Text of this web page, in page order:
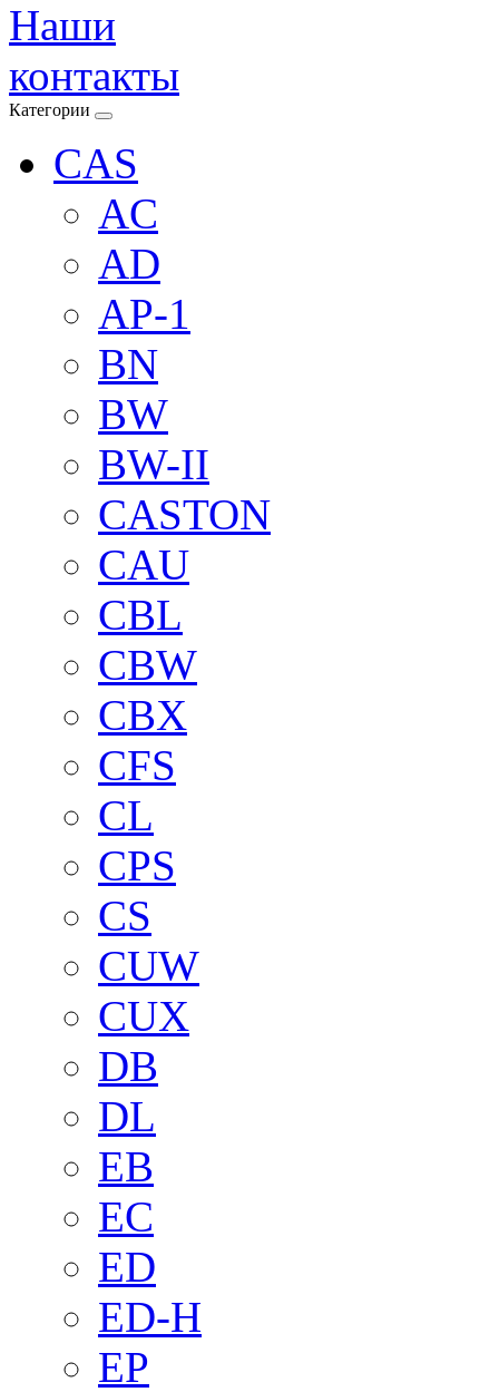
Наши
контакты
Категории
CAS
AC
AD
AP-1
BN
BW
BW-II
CASTON
CAU
CBL
CBW
CBX
CFS
CL
CPS
CS
CUW
CUX
DB
DL
EB
EC
ED
ED-H
EP